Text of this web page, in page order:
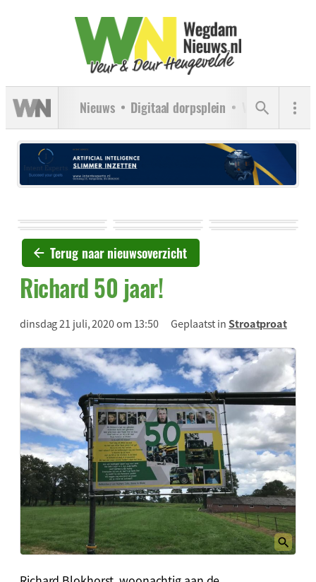
Nieuws Digitaal dorpsplein Verenigingen
Terug naar nieuwsoverzicht
Richard 50 jaar!
dinsdag 21 juli, 2020 om 13:50 Geplaatst inStroatproat